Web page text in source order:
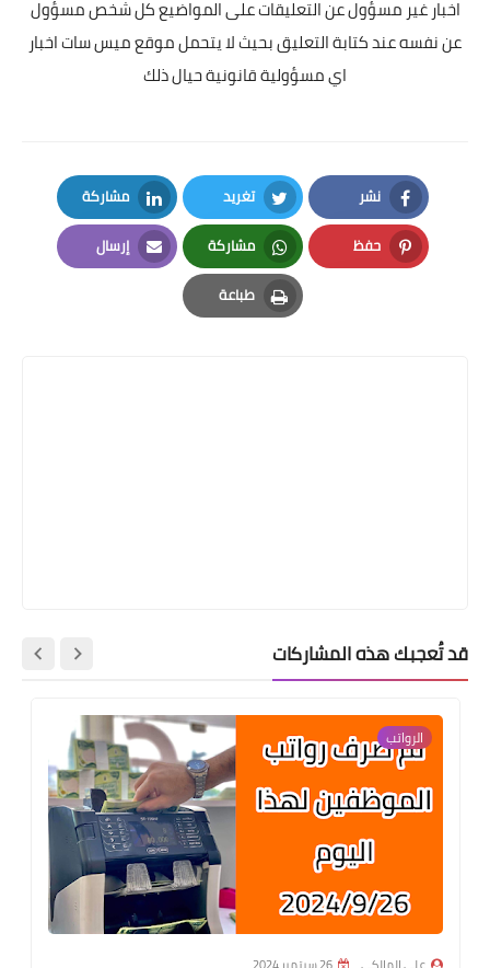
اخبار غير مسؤول عن التعليقات على المواضيع كل شخص مسؤول
عن نفسه عند كتابة التعليق بحيث لا يتحمل موقع ميس سات اخبار
اي مسؤولية قانونية حيال ذلك
نشر
Facebook
تغريد
Twitter
مشاركة
LinkedIn
حفظ
Pinterest
مشاركة
Whatsapp
إرسال
Email
طباعة
Print
قد تُعجبك هذه المشاركات
الرواتب